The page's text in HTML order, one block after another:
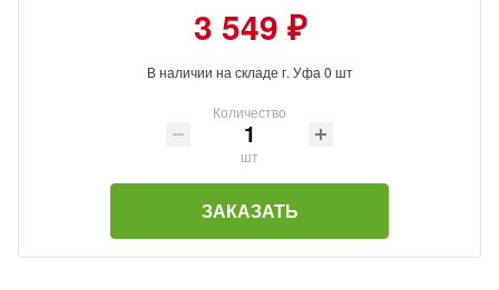
3 549 ₽
В наличии на складе г. Уфа 0 шт
Количество
шт
ЗАКАЗАТЬ